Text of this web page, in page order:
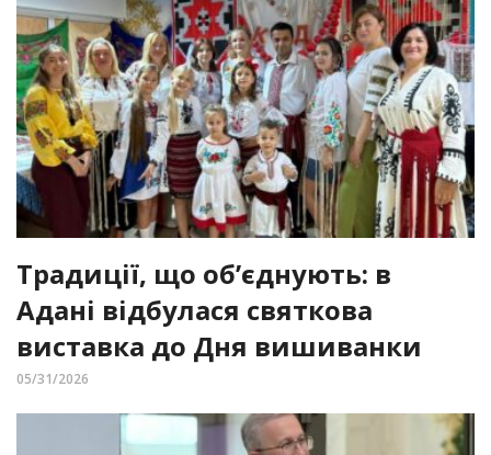
Традиції, що об’єднують: в
Адані відбулася святкова
виставка до Дня вишиванки
05/31/2026